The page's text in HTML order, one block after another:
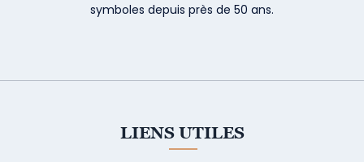
symboles depuis près de 50 ans.
LIENS UTILES